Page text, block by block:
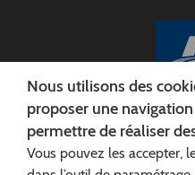
CONSEIL
Nous utilisons des
proposer une
permettre de réaliser
Vous pouvez les accepter,